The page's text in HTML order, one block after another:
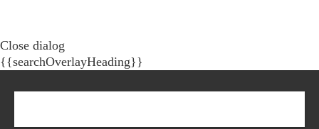
Close dialog
{{searchOverlayHeading}}